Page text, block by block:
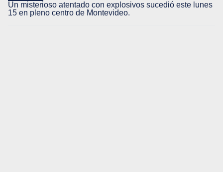
Un misterioso atentado con explosivos sucedió este lunes
15 en pleno centro de Montevideo.